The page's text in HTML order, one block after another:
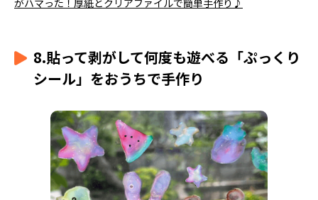
がハマった！厚紙とクリアファイルで簡単手作り♪
8.貼って剥がして何度も遊べる「ぷっくり
シール」をおうちで手作り